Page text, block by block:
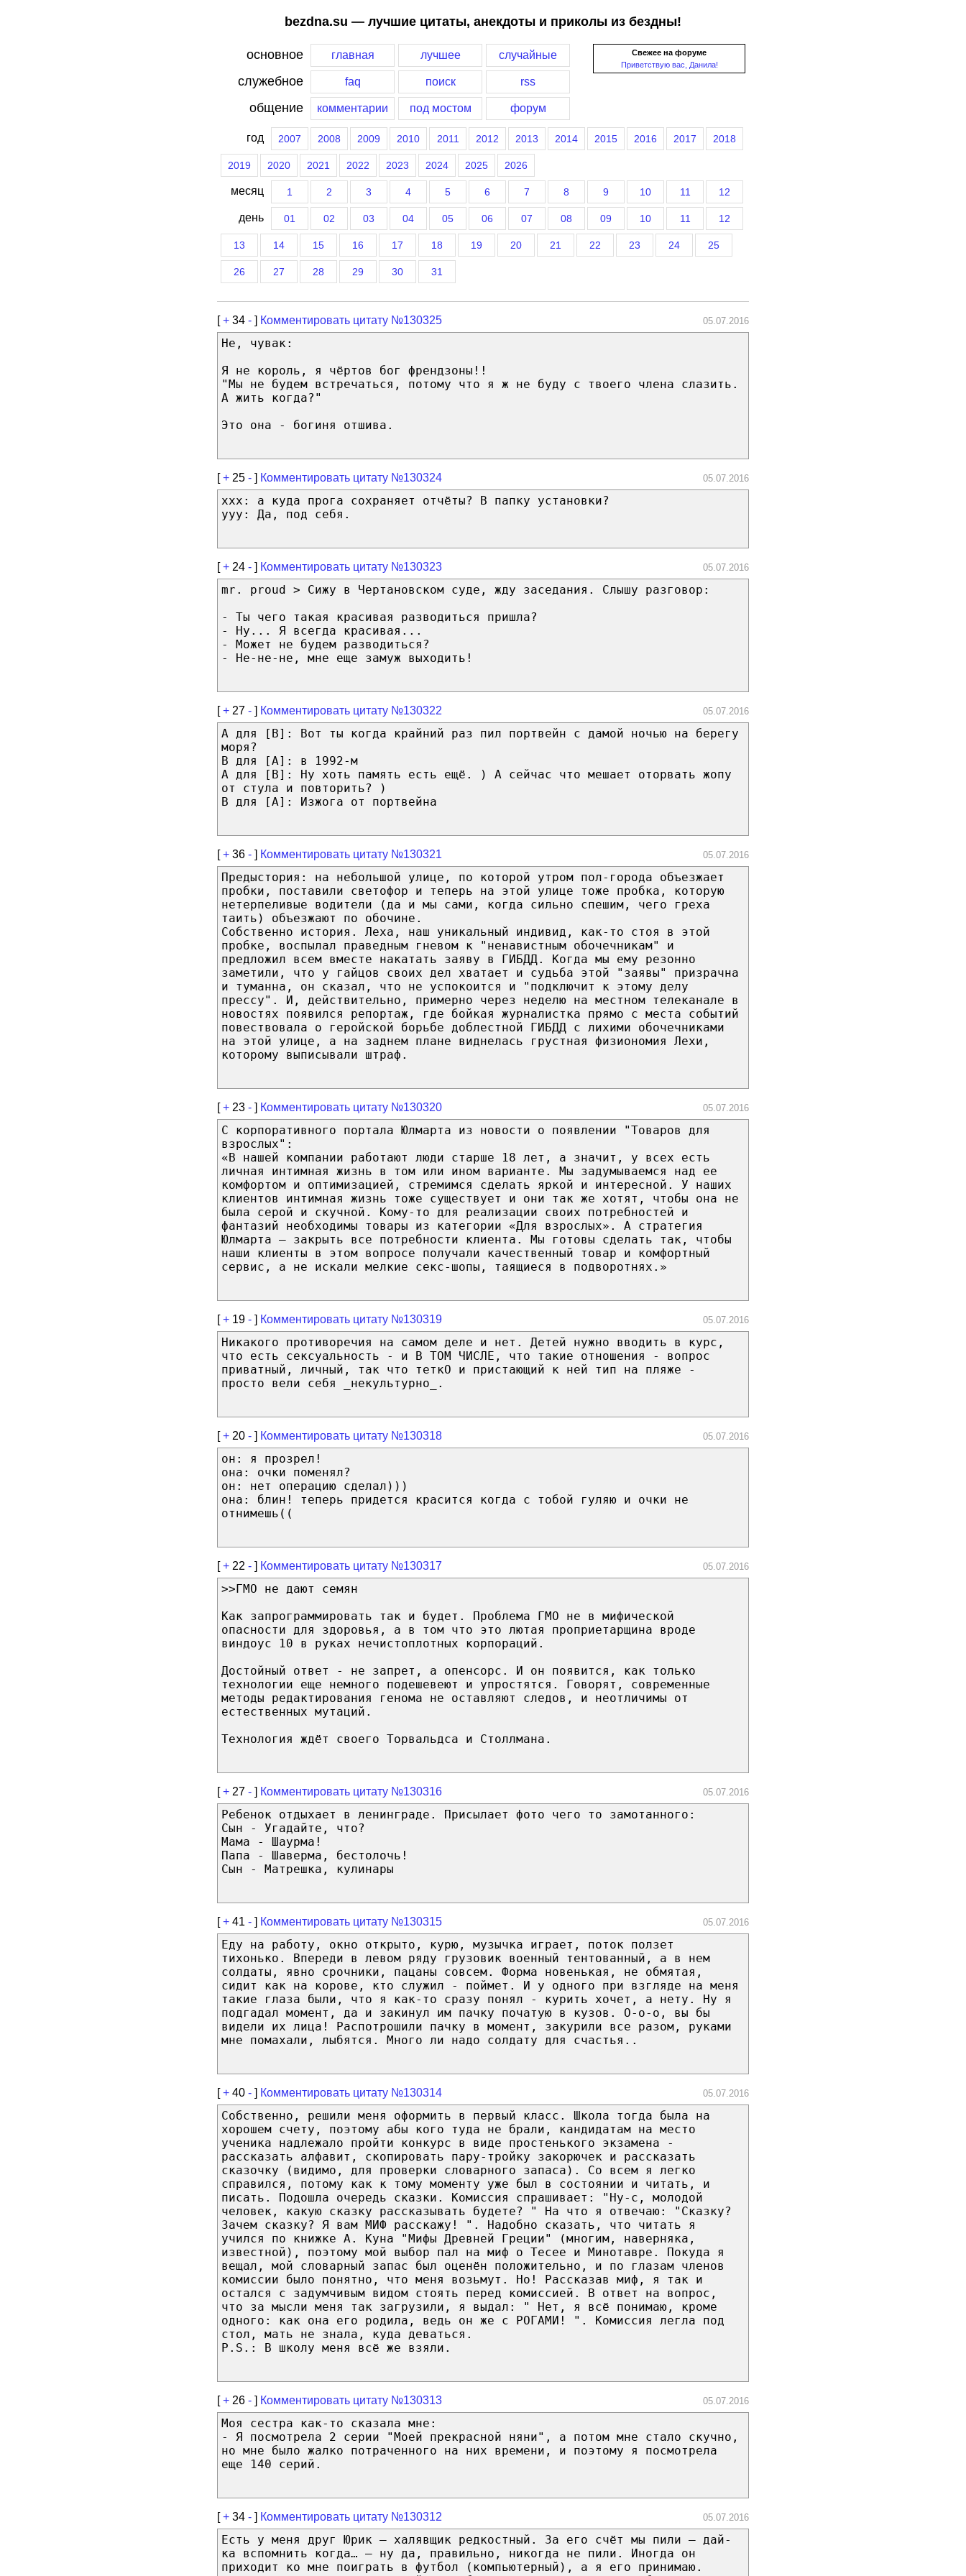
bezdna.su — лучшие цитаты, анекдоты и приколы из бездны!
Свежее на форуме
Приветствую вас, Данила!
основное главная лучшее случайные
служебное faq поиск rss
общение комментарии под мостом форум
год 2007 2008 2009 2010 2011 2012 2013 2014 2015 2016 2017 2018
2019 2020 2021 2022 2023 2024 2025 2026
месяц 1 2 3 4 5 6 7 8 9 10 11 12
день 01 02 03 04 05 06 07 08 09 10 11 12
13 14 15 16 17 18 19 20 21 22 23 24 25
26 27 28 29 30 31
[+ 34 - ] Комментировать цитату №130325 05.07.2016
Не, чувак:
Я не король, я чёртов бог френдзоны!!
"Мы не будем встречаться, потому что я ж не буду с твоего члена слазить.
А жить когда?"
Это она - богиня отшива.
[+ 25 - ] Комментировать цитату №130324 05.07.2016
xхx: а куда прога сохраняет отчёты? В папку установки?
yyy: Да, под себя.
[+ 24 - ] Комментировать цитату №130323 05.07.2016
mr. proud > Сижу в Чертановском суде, жду заседания. Слышу разговор:
- Ты чего такая красивая разводиться пришла?
- Ну... Я всегда красивая...
- Может не будем разводиться?
- Не-не-не, мне еще замуж выходить!
[+ 27 - ] Комментировать цитату №130322 05.07.2016
A для [B]: Вот ты когда крайний раз пил портвейн с дамой ночью на берегу
моря?
B для [A]: в 1992-м
A для [B]: Ну хоть память есть ещё. ) А сейчас что мешает оторвать жопу
от стула и повторить? )
B для [A]: Изжога от портвейна
[+ 36 - ] Комментировать цитату №130321 05.07.2016
Предыстория: на небольшой улице, по которой утром пол-города объезжает
пробки, поставили светофор и теперь на этой улице тоже пробка, которую
нетерпеливые водители (да и мы сами, когда сильно спешим, чего греха
таить) объезжают по обочине.
Собственно история. Леха, наш уникальный индивид, как-то стоя в этой
пробке, воспылал праведным гневом к "ненавистным обочечникам" и
предложил всем вместе накатать заяву в ГИБДД. Когда мы ему резонно
заметили, что у гайцов своих дел хватает и судьба этой "заявы" призрачна
и туманна, он сказал, что не успокоится и "подключит к этому делу
прессу". И, действительно, примерно через неделю на местном телеканале в
новостях появился репортаж, где бойкая журналистка прямо с места событий
повествовала о геройской борьбе доблестной ГИБДД с лихими обочечниками
на этой улице, а на заднем плане виднелась грустная физиономия Лехи,
которому выписывали штраф.
[+ 23 - ] Комментировать цитату №130320 05.07.2016
С корпоративного портала Юлмарта из новости о появлении "Товаров для
взрослых":
«В нашей компании работают люди старше 18 лет, а значит, у всех есть
личная интимная жизнь в том или ином варианте. Мы задумываемся над ее
комфортом и оптимизацией, стремимся сделать яркой и интересной. У наших
клиентов интимная жизнь тоже существует и они так же хотят, чтобы она не
была серой и скучной. Кому-то для реализации своих потребностей и
фантазий необходимы товары из категории «Для взрослых». А стратегия
Юлмарта – закрыть все потребности клиента. Мы готовы сделать так, чтобы
наши клиенты в этом вопросе получали качественный товар и комфортный
сервис, а не искали мелкие секс-шопы, таящиеся в подворотнях.»
[+ 19 - ] Комментировать цитату №130319 05.07.2016
Никакого противоречия на самом деле и нет. Детей нужно вводить в курс,
что есть сексуальность - и В ТОМ ЧИСЛЕ, что такие отношения - вопрос
приватный, личный, так что теткО и пристающий к ней тип на пляже -
просто вели себя _некультурно_.
[+ 20 - ] Комментировать цитату №130318 05.07.2016
он: я прозрел!
она: очки поменял?
он: нет операцию сделал)))
она: блин! теперь придется красится когда с тобой гуляю и очки не
отнимешь((
[+ 22 - ] Комментировать цитату №130317 05.07.2016
>>ГМО не дают семян
Как запрограммировать так и будет. Проблема ГМО не в мифической
опасности для здоровья, а в том что это лютая проприетарщина вроде
виндоус 10 в руках нечистоплотных корпораций.
Достойный ответ - не запрет, а опенсорс. И он появится, как только
технологии еще немного подешевеют и упростятся. Говорят, современные
методы редактирования генома не оставляют следов, и неотличимы от
естественных мутаций.
Технология ждёт своего Торвальдса и Столлмана.
[+ 27 - ] Комментировать цитату №130316 05.07.2016
Ребенок отдыхает в ленинграде. Присылает фото чего то замотанного:
Сын - Угадайте, что?
Мама - Шаурма!
Папа - Шаверма, бестолочь!
Сын - Матрешка, кулинары
[+ 41 - ] Комментировать цитату №130315 05.07.2016
Еду на работу, окно открыто, курю, музычка играет, поток ползет
тихонько. Впереди в левом ряду грузовик военный тентованный, а в нем
солдаты, явно срочники, пацаны совсем. Форма новенькая, не обмятая,
сидит как на корове, кто служил - поймет. И у одного при взгляде на меня
такие глаза были, что я как-то сразу понял - курить хочет, а нету. Ну я
подгадал момент, да и закинул им пачку початую в кузов. О-о-о, вы бы
видели их лица! Распотрошили пачку в момент, закурили все разом, руками
мне помахали, лыбятся. Много ли надо солдату для счастья..
[+ 40 - ] Комментировать цитату №130314 05.07.2016
Собственно, решили меня оформить в первый класс. Школа тогда была на
хорошем счету, поэтому абы кого туда не брали, кандидатам на место
ученика надлежало пройти конкурс в виде простенького экзамена -
рассказать алфавит, скопировать пару-тройку закорючек и рассказать
сказочку (видимо, для проверки словарного запаса). Со всем я легко
справился, потому как к тому моменту уже был в состоянии и читать, и
писать. Подошла очередь сказки. Комиссия спрашивает: "Ну-с, молодой
человек, какую сказку рассказывать будете? " На что я отвечаю: "Сказку?
Зачем сказку? Я вам МИФ расскажу! ". Надобно сказать, что читать я
учился по книжке А. Куна "Мифы Древней Греции" (многим, наверняка,
известной), поэтому мой выбор пал на миф о Тесее и Минотавре. Покуда я
вещал, мой словарный запас был оценён положительно, и по глазам членов
комиссии было понятно, что меня возьмут. Но! Рассказав миф, я так и
остался с задумчивым видом стоять перед комиссией. В ответ на вопрос,
что за мысли меня так загрузили, я выдал: " Нет, я всё понимаю, кроме
одного: как она его родила, ведь он же с РОГАМИ! ". Комиссия легла под
стол, мать не знала, куда деваться.
P.S.: В школу меня всё же взяли.
[+ 26 - ] Комментировать цитату №130313 05.07.2016
Моя сестра как-то сказала мне:
- Я посмотрела 2 серии "Моей прекрасной няни", а потом мне стало скучно,
но мне было жалко потраченного на них времени, и поэтому я посмотрела
еще 140 серий.
[+ 34 - ] Комментировать цитату №130312 05.07.2016
Есть у меня друг Юрик – халявщик редкостный. За его счёт мы пили – дай-
ка вспомнить когда… – ну да, правильно, никогда не пили. Иногда он
приходит ко мне поиграть в футбол (компьютерный), а я его принимаю.